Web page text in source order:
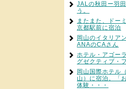
JALの秋田ー羽
う。
またまた、ドー
京都駅前に宿泊
岡山のイタリア
ANAのCAさん
ホテル・アゴー
グゼクティブ・
岡山国際ホテル
山）に宿泊。「
体験・・・